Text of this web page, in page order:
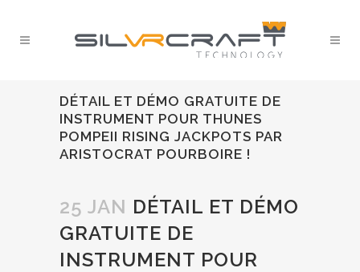
DÉTAIL ET DÉMO GRATUITE DE
INSTRUMENT POUR THUNES
POMPEII RISING JACKPOTS PAR
ARISTOCRAT POURBOIRE !
25 JAN DÉTAIL ET DÉMO
GRATUITE DE
INSTRUMENT POUR